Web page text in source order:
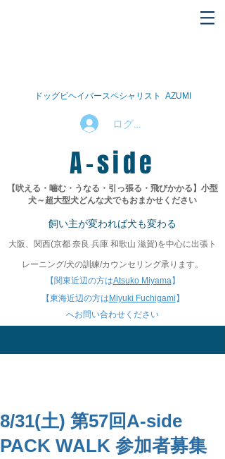
ドッグビヘイバースペシャリスト AZUMI
ログイン
A-side
【吠える・噛む・うなる・引っ張る・飛びかかる】 小型
犬～超大型犬どんな犬でもおまかせください
飼い主が変われば犬も変わる
大阪、関西(京都 奈良 兵庫 和歌山 滋賀)を中心に出張ト
レーニング/犬の訓練/カウンセリング承ります。
【関東近辺の方はAtsuko Miyama】
【東海近辺の方は Miyuki Fuchigami 】​
​へお問い合わせください
8/31(土) 第57回A-side
PACK WALK 参加者募集